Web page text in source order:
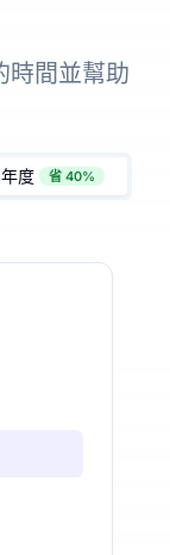
時間並幫助
年度 省 40%